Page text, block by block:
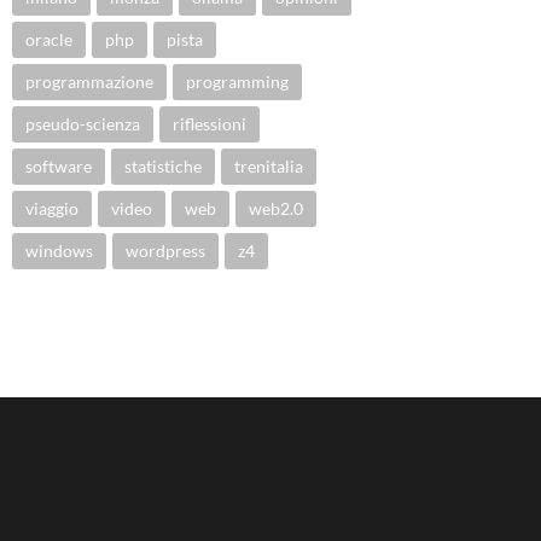
oracle php pista
programmazione programming
pseudo-scienza riflessioni
software statistiche trenitalia
viaggio video web web2.0
windows wordpress z4